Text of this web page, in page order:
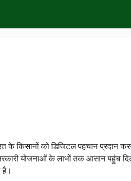
के किसानों को डिजिटल पहचान प्रदान
योजनाओं के लाभों तक आसान पहुंच
है।